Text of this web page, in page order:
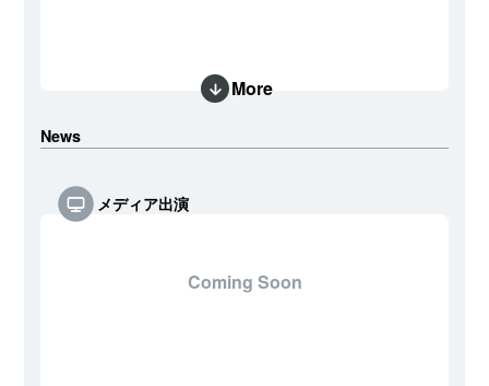
More
News
メディア出演
Coming Soon